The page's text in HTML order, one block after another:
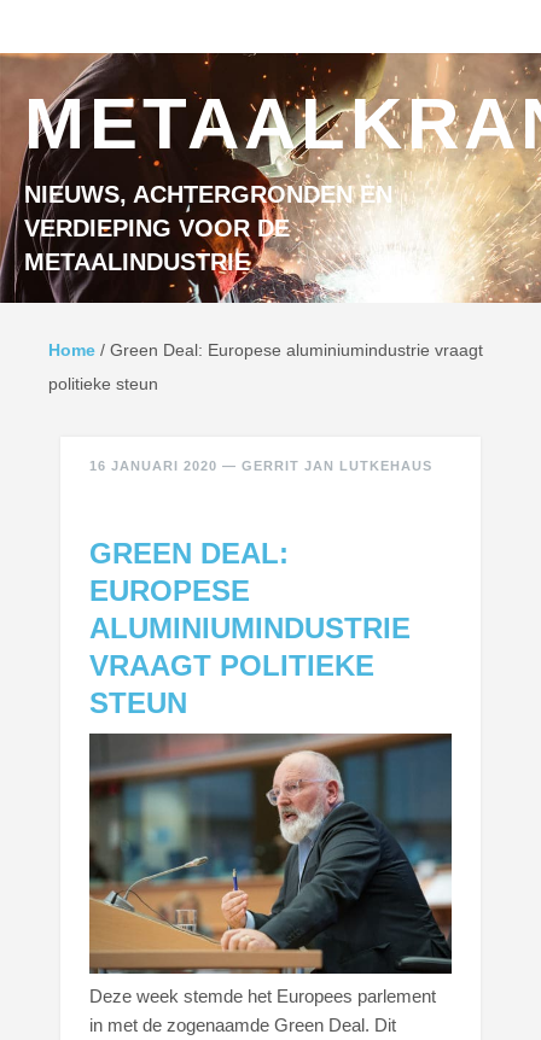
NIEUWS, ACHTERGRONDEN EN
VERDIEPING VOOR DE
METAALINDUSTRIE
Home / Green Deal: Europese aluminiumindustrie vraagt
politieke steun
16 JANUARI 2020 —GERRIT JAN LUTKEHAUS
GREEN DEAL:
EUROPESE
ALUMINIUMINDUSTRIE
VRAAGT POLITIEKE
STEUN
Deze week stemde het Europees parlement
in met de zogenaamde Green Deal. Dit